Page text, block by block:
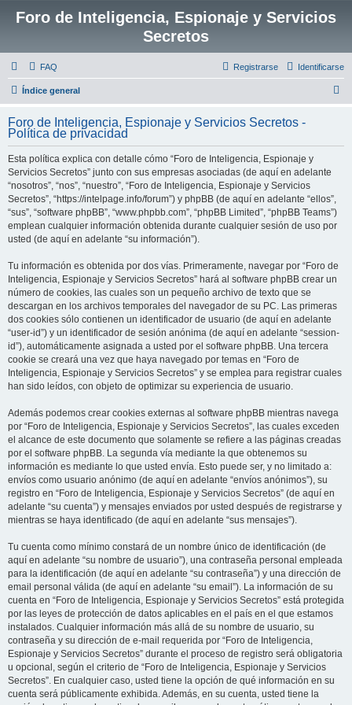
Foro de Inteligencia, Espionaje y Servicios
Secretos
FAQ Identificarse
Registrarse
Índice general
c
Foro de Inteligencia, Espionaje y Servicios Secretos -
Política de privacidad
Esta política explica con detalle cómo “Foro de Inteligencia, Espionaje y
Servicios Secretos” junto con sus empresas asociadas (de aquí en adelante
“nosotros”, “nos”, “nuestro”, “Foro de Inteligencia, Espionaje y Servicios
Secretos”, “https://intelpage.info/forum”) y phpBB (de aquí en adelante “ellos”,
“sus”, “software phpBB”, “www.phpbb.com”, “phpBB Limited”, “phpBB Teams”)
emplean cualquier información obtenida durante cualquier sesión de uso por
usted (de aquí en adelante “su información”).
Tu información es obtenida por dos vías. Primeramente, navegar por “Foro de
Inteligencia, Espionaje y Servicios Secretos” hará al software phpBB crear un
número de cookies, las cuales son un pequeño archivo de texto que se
descargan en los archivos temporales del navegador de su PC. Las primeras
dos cookies sólo contienen un identificador de usuario (de aquí en adelante
“user-id”) y un identificador de sesión anónima (de aquí en adelante “session-
id”), automáticamente asignada a usted por el software phpBB. Una tercera
cookie se creará una vez que haya navegado por temas en “Foro de
Inteligencia, Espionaje y Servicios Secretos” y se emplea para registrar cuales
han sido leídos, con objeto de optimizar su experiencia de usuario.
Además podemos crear cookies externas al software phpBB mientras navega
por “Foro de Inteligencia, Espionaje y Servicios Secretos”, las cuales exceden
el alcance de este documento que solamente se refiere a las páginas creadas
por el software phpBB. La segunda vía mediante la que obtenemos su
información es mediante lo que usted envía. Esto puede ser, y no limitado a:
envíos como usuario anónimo (de aquí en adelante “envíos anónimos”), su
registro en “Foro de Inteligencia, Espionaje y Servicios Secretos” (de aquí en
adelante “su cuenta”) y mensajes enviados por usted después de registrarse y
mientras se haya identificado (de aquí en adelante “sus mensajes”).
Tu cuenta como mínimo constará de un nombre único de identificación (de
aquí en adelante “su nombre de usuario”), una contraseña personal empleada
para la identificación (de aquí en adelante “su contraseña”) y una dirección de
email personal válida (de aquí en adelante “su email”). La información de su
cuenta en “Foro de Inteligencia, Espionaje y Servicios Secretos” está protegida
por las leyes de protección de datos aplicables en el país en el que estamos
instalados. Cualquier información más allá de su nombre de usuario, su
contraseña y su dirección de e-mail requerida por “Foro de Inteligencia,
Espionaje y Servicios Secretos” durante el proceso de registro será obligatoria
u opcional, según el criterio de “Foro de Inteligencia, Espionaje y Servicios
Secretos”. En cualquier caso, usted tiene la opción de qué información en su
cuenta será públicamente exhibida. Además, en su cuenta, usted tiene la